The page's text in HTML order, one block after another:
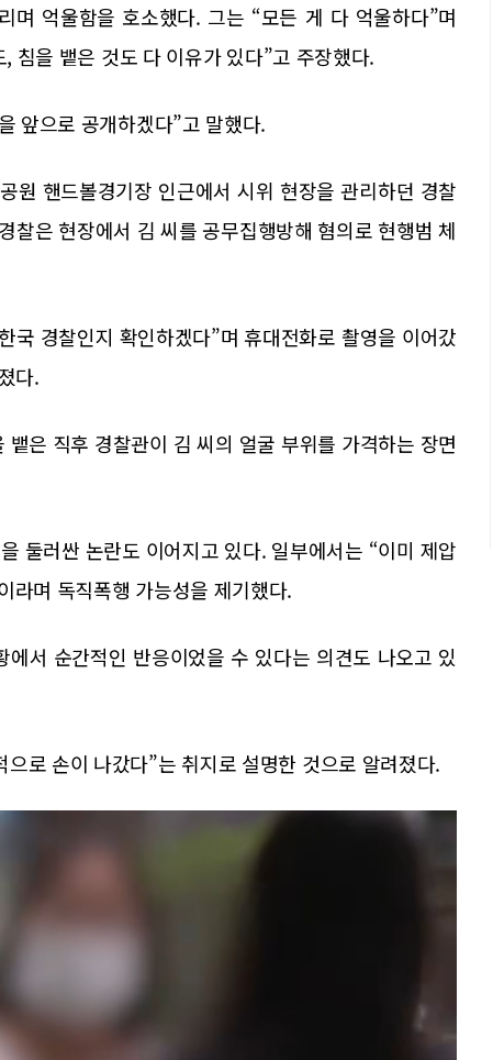
며 억울함을 호소했다. 그는 “모든 게 다 억울하다”며
침을 뱉은 것도 다 이유가 있다”고 주장했다.
앞으로 공개하겠다”고 말했다.
원 핸드볼경기장 인근에서 시위 현장을 관리하던 경찰
찰은 현장에서 김 씨를 공무집행방해 혐의로 현행범 체
국 경찰인지 확인하겠다”며 휴대전화로 촬영을 이어갔
다.
은 직후 경찰관이 김 씨의 얼굴 부위를 가격하는 장면
둘러싼 논란도 이어지고 있다. 일부에서는 “이미 제압
라며 독직폭행 가능성을 제기했다.
서 순간적인 반응이었을 수 있다는 의견도 나오고 있
로 손이 나갔다”는 취지로 설명한 것으로 알려졌다.